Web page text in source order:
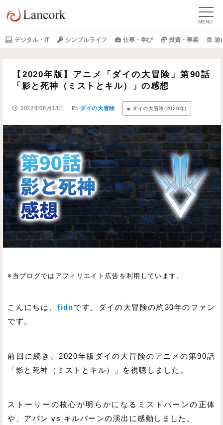
デジタル・IT シンプルライフ 仕事・学び 投資・事業 遊
【2020年版】アニメ「ダイの大冒険」第90話
「影と死神（ミストとキル）」の感想
2022年08月13日 ダイの大冒険 ダイの大冒険(2020年)
※当ブログではアフィリエイト広告を利用しています。
こんにちは、fidnです。ダイの大冒険の約30年のファン
です。
前回に続き、2020年版ダイの大冒険のアニメの第90話
「影と死神（ミストとキル）」を視聴しました。
ストーリーの核心が明らかになるミストバーンの正体
や、アバン vs キルバーンの演出に感動しました。